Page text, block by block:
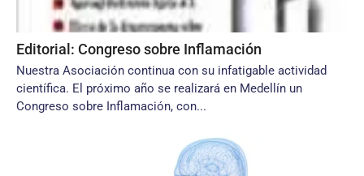
Editorial: Congreso sobre Inflamación
Nuestra Asociación continua con su infatigable actividad
científica. El próximo año se realizará en Medellín un
Congreso sobre Inflamación, con...